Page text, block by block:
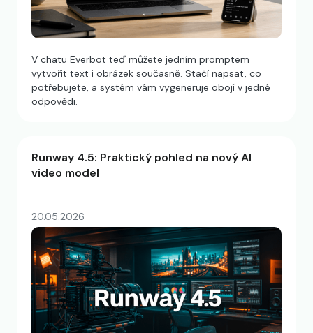
V chatu Everbot teď můžete jedním promptem
vytvořit text i obrázek současně. Stačí napsat, co
potřebujete, a systém vám vygeneruje obojí v jedné
odpovědi.
Runway 4.5: Praktický pohled na nový AI
video model
20.05.2026